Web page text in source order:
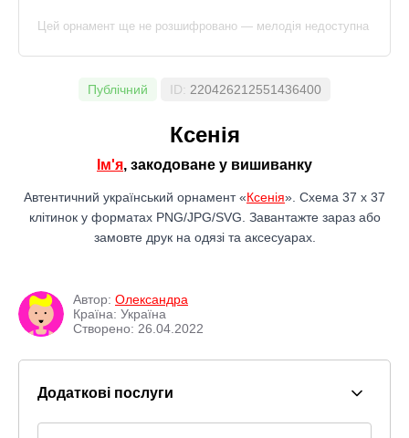
Цей орнамент ще не розшифровано — мелодія недоступна
Публічний ID: 220426212551436400
Ксенія
Ім'я, закодоване у вишиванку
Автентичний український орнамент «Ксенія». Схема 37 x 37
клітинок у форматах PNG/JPG/SVG. Завантажте зараз або
замовте друк на одязі та аксесуарах.
Автор: Олександра
Країна: Україна
Створено: 26.04.2022
Додаткові послуги